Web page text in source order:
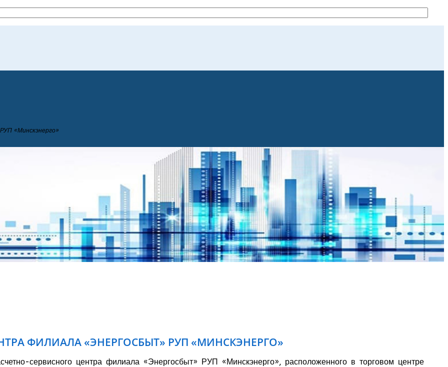
«Минскэнерго»
ФИЛИАЛА «ЭНЕРГОСБЫТ» РУП «МИНСКЭНЕРГО»
сервисного центра филиала «Энергосбыт» РУП «Минскэнерго», расположенного в торговом центре